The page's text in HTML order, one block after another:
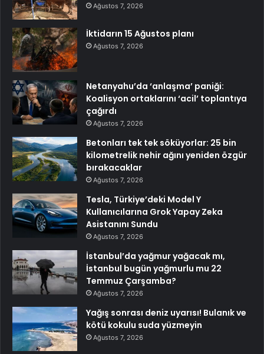
Ağustos 7, 2026
İktidarın 15 Ağustos planı
Ağustos 7, 2026
Netanyahu’da ‘anlaşma’ paniği:
Koalisyon ortaklarını ‘acil’ toplantıya
çağırdı
Ağustos 7, 2026
Betonları tek tek söküyorlar: 25 bin
kilometrelik nehir ağını yeniden özgür
bırakacaklar
Ağustos 7, 2026
Tesla, Türkiye’deki Model Y
Kullanıcılarına Grok Yapay Zeka
Asistanını Sundu
Ağustos 7, 2026
İstanbul’da yağmur yağacak mı,
İstanbul bugün yağmurlu mu 22
Temmuz Çarşamba?
Ağustos 7, 2026
Yağış sonrası deniz uyarısı! Bulanık ve
kötü kokulu suda yüzmeyin
Ağustos 7, 2026